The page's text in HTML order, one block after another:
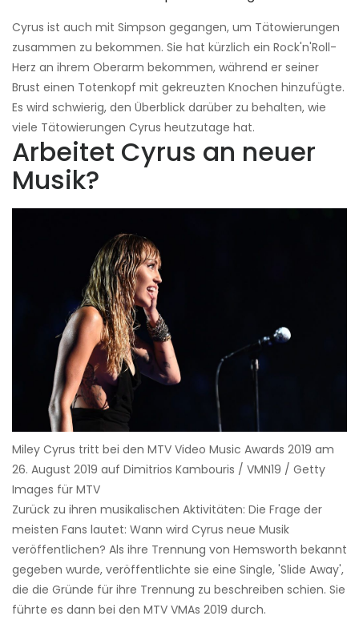
Cyrus ist auch mit Simpson gegangen, um Tätowierungen
zusammen zu bekommen. Sie hat kürzlich ein Rock'n'Roll-
Herz an ihrem Oberarm bekommen, während er seiner
Brust einen Totenkopf mit gekreuzten Knochen hinzufügte.
Es wird schwierig, den Überblick darüber zu behalten, wie
viele Tätowierungen Cyrus heutzutage hat.
Arbeitet Cyrus an neuer
Musik?
Miley Cyrus tritt bei den MTV Video Music Awards 2019 am
26. August 2019 auf Dimitrios Kambouris / VMN19 / Getty
Images für MTV
Zurück zu ihren musikalischen Aktivitäten: Die Frage der
meisten Fans lautet: Wann wird Cyrus neue Musik
veröffentlichen? Als ihre Trennung von Hemsworth bekannt
gegeben wurde, veröffentlichte sie eine Single, 'Slide Away',
die die Gründe für ihre Trennung zu beschreiben schien. Sie
führte es dann bei den MTV VMAs 2019 durch.